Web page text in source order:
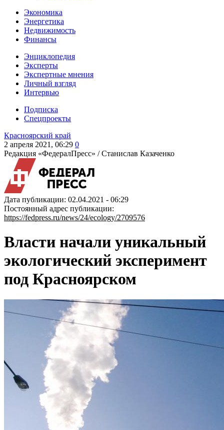
Экономика
Энергетика
Недвижимость
Финансы
Энциклопедия
Эксперты
Экспертные мнения
Личный взгляд
Интервью
Подписка
Спецпроекты
Красноярский край
2 апреля 2021, 06:29 0
Редакция «ФедералПресс» /Станислав Казаченко
Дата публикации: 02.04.2021 - 06:29
Постоянный адрес публикации:
https://fedpress.ru/news/24/ecology/2709576
Власти начали уникальный
экологический эксперимент
под Красноярском